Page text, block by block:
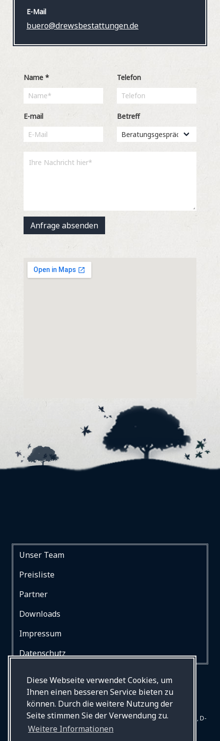
Diese Webseite verwendet Cookies, um
Ihnen einen besseren Service bieten zu
können. Durch die weitere Nutzung der
Seite stimmen Sie der Verwendung zu.
Weitere Informationen
E-Mail
buero@drewsbestattungen.de
Name * Telefon
E-mail Betreff
Anfrage absenden
Unser Team
Preisliste
Partner
Downloads
Impressum
Datenschutz
© Drews Bestattungen, Begleiten und Betreuen, Mommsenstr. 31, D-
10629 Berlin. Alle Rechte vorbehalten.